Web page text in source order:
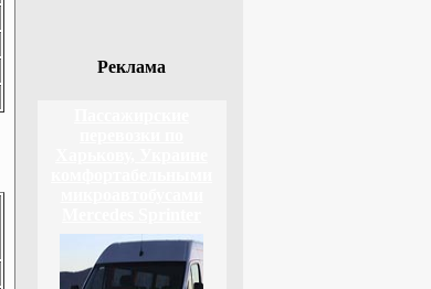
Реклама